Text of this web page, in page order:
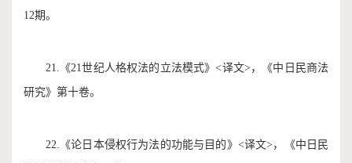
12期。
21.《21世纪人格权法的立法模式》<译文>，《中日民商法
研究》第十卷。
22.《论日本侵权行为法的功能与目的》<译文>，《中日民